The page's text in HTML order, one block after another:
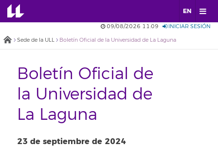
EN
09/08/2026 11:09 INICIAR SESIÓN
Sede de la ULL Boletín Oficial de la Universidad de La Laguna
Boletín Oficial de
la Universidad de
La Laguna
23 de septiembre de 2024